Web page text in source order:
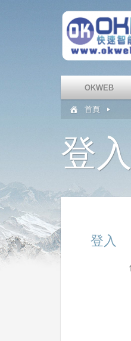
OKWEB
首頁
登入
登入